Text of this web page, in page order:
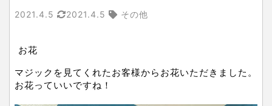
2021.4.5 2021.4.5 その他
お花
マジックを見てくれたお客様からお花いただきました。
お花っていいですね！